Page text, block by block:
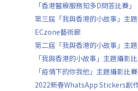
「香港醫療服務知多D問答比賽」
第三屆「我與香港的小故事」主
ECzone藝術廊
第二屆「我與香港的小故事」主
「我與香港的小故事」主題攝影
「疫情下的你我他」主題攝影比賽
2022新春WhatsApp Stickers創